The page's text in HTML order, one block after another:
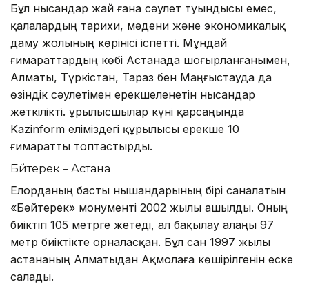
Бұл нысандар жай ғана сәулет туындысы емес,
қалалардың тарихи, мәдени және экономикалық
даму жолының көрінісі іспетті. Мұндай
ғимараттардың көбі Астанада шоғырланғанымен,
Алматы, Түркістан, Тараз бен Маңғыстауда да
өзіндік сәулетімен ерекшеленетін нысандар
жеткілікті. Құрылысшылар күні қарсаңында
Kazinform еліміздегі құрылысы ерекше 10
ғимаратты топтастырды.
Бәйтерек – Астана
Елорданың басты нышандарының бірі саналатын
«Бәйтерек» монументі 2002 жылы ашылды. Оның
биіктігі 105 метрге жетеді, ал бақылау алаңы 97
метр биіктікте орналасқан. Бұл сан 1997 жылы
астананың Алматыдан Ақмолаға көшірілгенін еске
салады.